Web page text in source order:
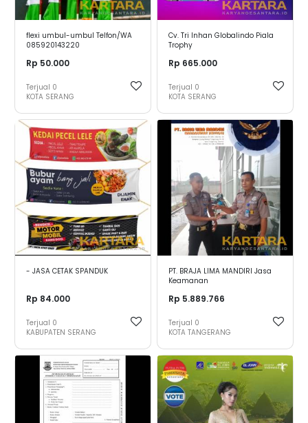
flexi umbul-umbul Telfon/WA
085920143220
Rp 50.000
Terjual 0
KOTA SERANG
Cv. Tri Inhan Globalindo Piala
Trophy
Rp 665.000
Terjual 0
KOTA SERANG
- JASA CETAK SPANDUK
Rp 84.000
Terjual 0
KABUPATEN SERANG
PT. BRAJA LIMA MANDIRI Jasa
Keamanan
Rp 5.889.766
Terjual 0
KOTA TANGERANG